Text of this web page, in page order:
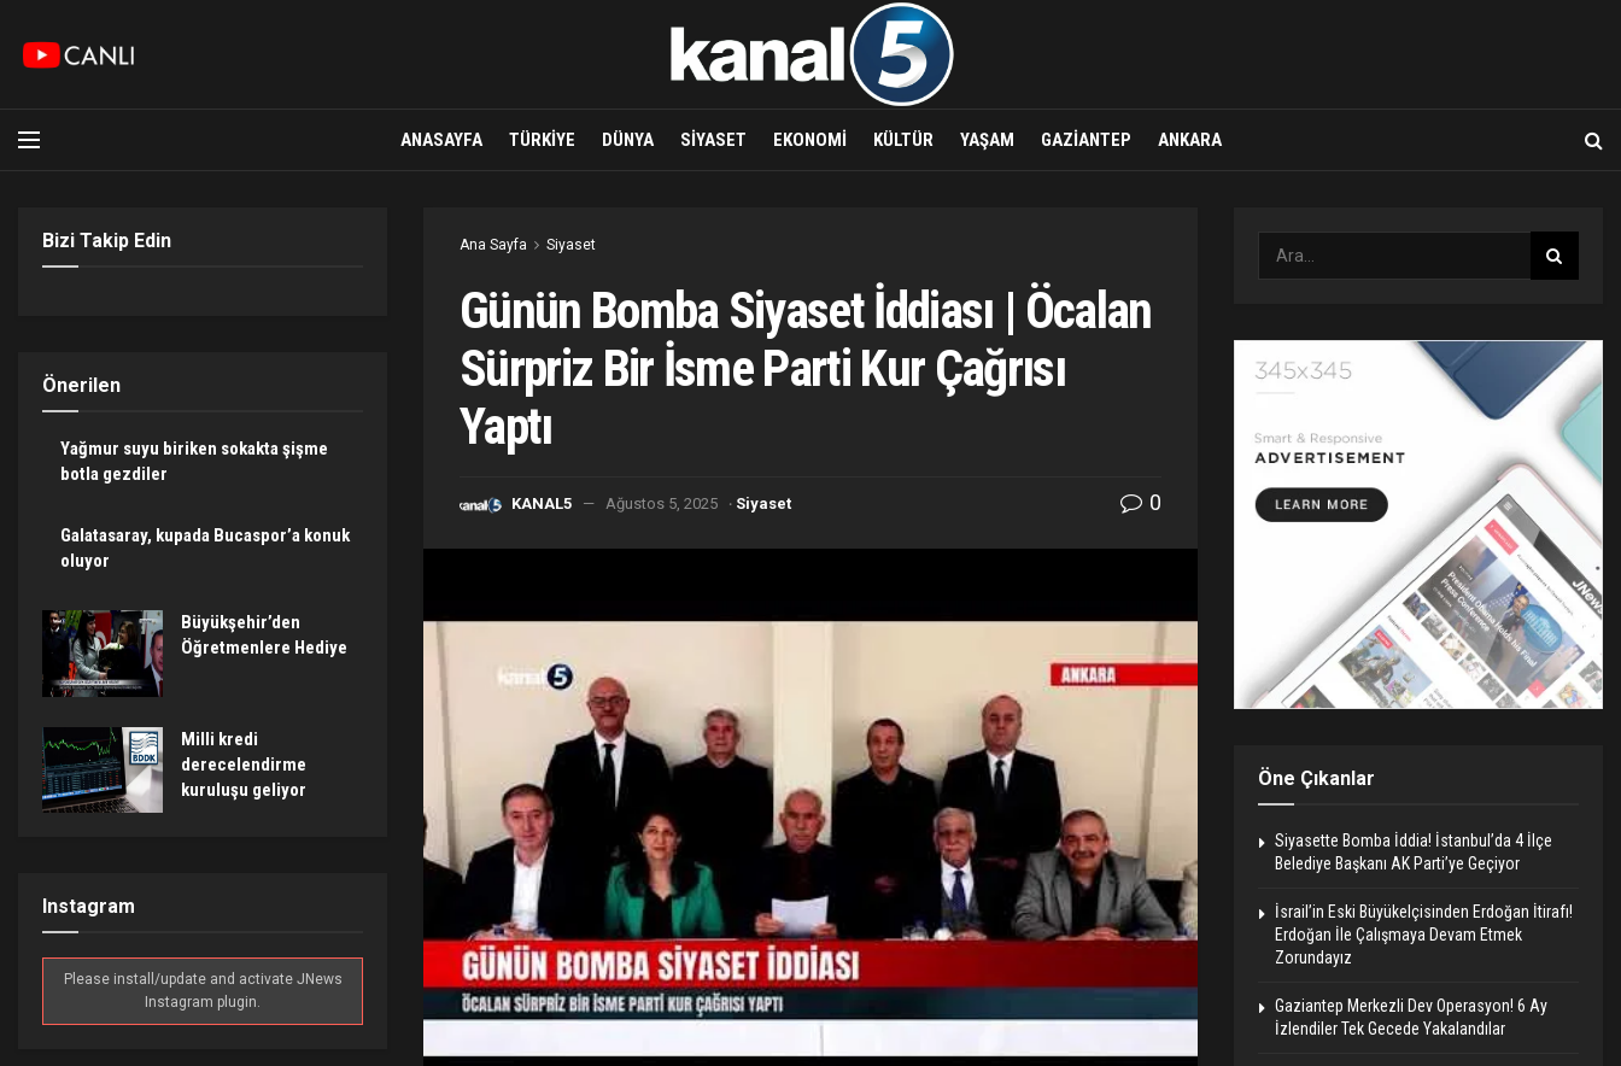
ANASAYFA TÜRKIYE DÜNYA SIYASET EKONOMI KÜLTÜR YAŞAM GAZIANTEP ANKARA
Ana Sayfa Siyaset
Günün Bomba Siyaset İddiası | Öcalan
Sürpriz Bir İsme Parti Kur Çağrısı
Yaptı
KANAL5 Ağustos 5, 2025 · Siyaset 0
Bizi Takip Edin
Önerilen
Yağmur suyu biriken sokakta şişme
botla gezdiler
Galatasaray, kupada Bucaspor’a konuk
oluyor
Büyükşehir’den
Öğretmenlere Hediye
Milli kredi
derecelendirme
kuruluşu geliyor
Instagram
Please install/update and activate JNews
Instagram plugin.
Öne Çıkanlar
Siyasette Bomba İddia! İstanbul’da 4 İlçe
Belediye Başkanı AK Parti’ye Geçiyor
İsrail’in Eski Büyükelçisinden Erdoğan İtirafı!
Erdoğan İle Çalışmaya Devam Etmek
Zorundayız
Gaziantep Merkezli Dev Operasyon! 6 Ay
İzlendiler Tek Gecede Yakalandılar